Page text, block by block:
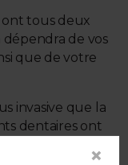
ont tous deux
dépendra de vos
que de votre
invasive que la
dentaires ont
×